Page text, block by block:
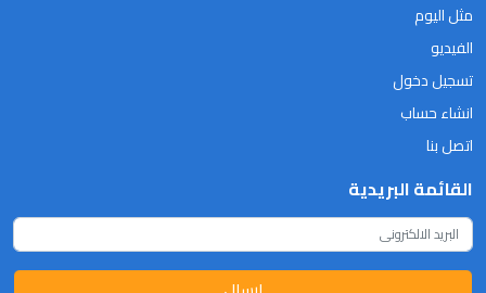
مثل اليوم
الفيديو
تسجيل دخول
انشاء حساب
اتصل بنا
القائمة البريدية